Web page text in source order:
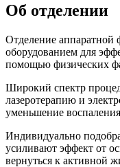
Об отделении
Отделение
оборудованием для
помощью физических
Широкий спектр
лазеротерапию и
уменьшение
Индивидуально
усиливают эффект от
вернуться к активной